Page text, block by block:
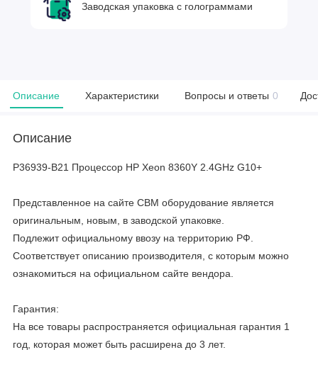
Заводская упаковка с голограммами
Описание Характеристики Вопросы и ответы 0
Описание
P36939-B21 Процессор HP Xeon 8360Y 2.4GHz G10+
Представленное на сайте CBM оборудование является
оригинальным, новым, в заводской упаковке.
Подлежит официальному ввозу на территорию РФ.
Соответствует описанию производителя, с которым можно
ознакомиться на официальном сайте вендора.
Гарантия:
На все товары распространяется официальная гарантия 1
год, которая может быть расширена до 3 лет.